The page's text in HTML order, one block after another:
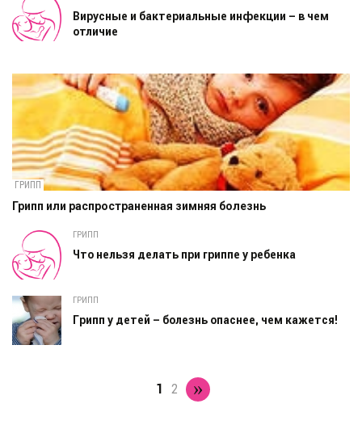
Вирусные и бактериальные инфекции – в чем
отличие
ГРИПП
Грипп или распространенная зимняя болезнь
ГРИПП
Что нельзя делать при гриппе у ребенка
ГРИПП
Грипп у детей – болезнь опаснее, чем кажется!
1 2 »